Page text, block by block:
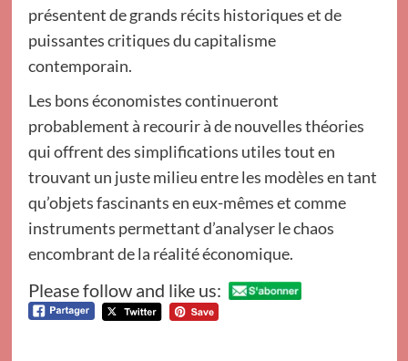
présentent de grands récits historiques et de
puissantes critiques du capitalisme
contemporain.
Les bons économistes continueront
probablement à recourir à de nouvelles théories
qui offrent des simplifications utiles tout en
trouvant un juste milieu entre les modèles en tant
qu’objets fascinants en eux-mêmes et comme
instruments permettant d’analyser le chaos
encombrant de la réalité économique.
Please follow and like us: